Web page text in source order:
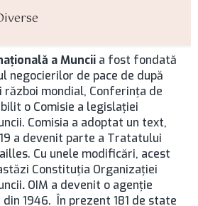
a Muncii a fost fondată
negocierilor de pace de după
război mondial, Conferinţa de
o Comisie a legislaţiei
Comisia a adoptat un text,
a devenit parte a Tratatului
Cu unele modificări, acest
Constituţia Organizaţiei
. OIM a devenit o agenţie
din 1946. În prezent 181 de state